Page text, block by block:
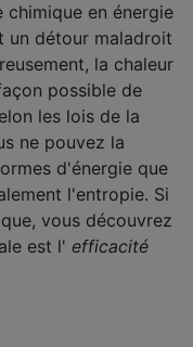
en énergie
un détour maladroit
la chaleur
possible de
les lois de la
ne pouvez la
d'énergie que
l'entropie. Si
vous découvrez
est l' efficacité